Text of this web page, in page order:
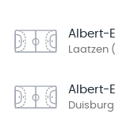
Albert-
Laatzen
Albert-
Duisburg